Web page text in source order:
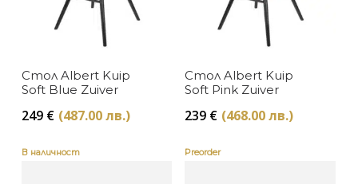
Стол Albert Kuip
Soft Blue Zuiver
249 € (487.00 лв.)
Стол Albert Kuip
Soft Pink Zuiver
239 € (468.00 лв.)
В наличност Preorder